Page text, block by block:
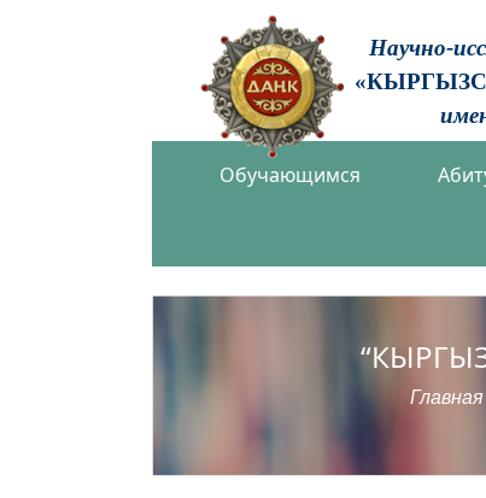
Научно-
Обучающимся
Главная